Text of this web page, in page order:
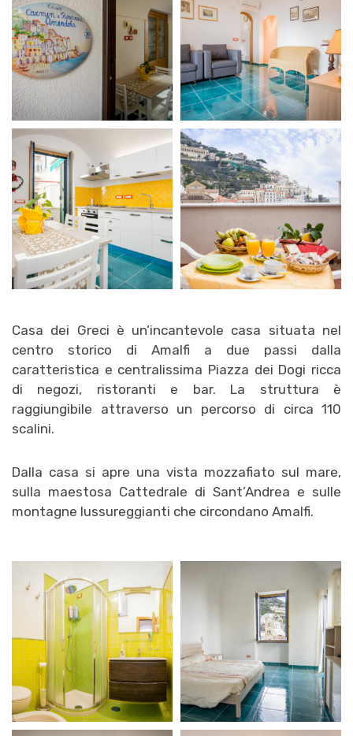
Casa dei Greci è un’incantevole casa situata nel
centro storico di Amalfi a due passi dalla
caratteristica e centralissima Piazza dei Dogi ricca
di negozi, ristoranti e bar. La struttura è
raggiungibile attraverso un percorso di circa 110
scalini.
Dalla casa si apre una vista mozzafiato sul mare,
sulla maestosa Cattedrale di Sant’Andrea e sulle
montagne lussureggianti che circondano Amalfi.